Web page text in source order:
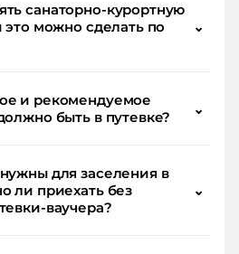
санаторно-курортную
это можно сделать по
⌄
и рекомендуемое
быть в путевке?
⌄
для заселения в
ли приехать без
ваучера?
⌄